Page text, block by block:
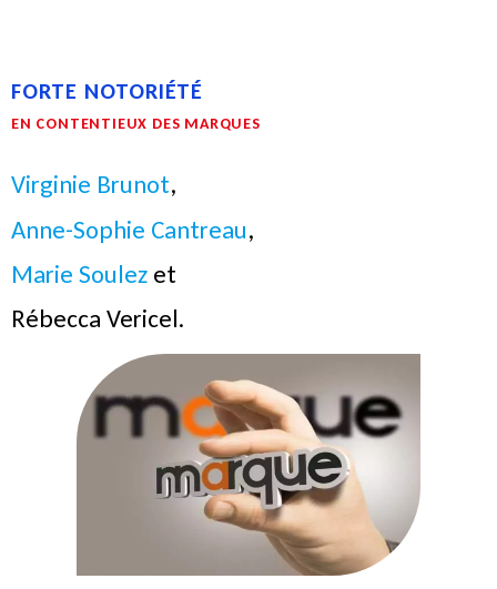
FORTE NOTORIÉTÉ
EN CONTENTIEUX DES MARQUES
Virginie Brunot,
Anne-Sophie Cantreau,
Marie Soulez et
Rébecca Vericel.